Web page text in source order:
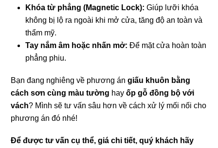
Khóa từ phẳng (Magnetic Lock): Giúp lưỡi khóa
không bị lộ ra ngoài khi mở cửa, tăng độ an toàn và
thẩm mỹ.
Tay nắm âm hoặc nhấn mở: Để mặt cửa hoàn toàn
phẳng phiu.
Bạn đang nghiêng về phương ángiấu khuôn bằng
cách sơn cùng màu tường hayốp gỗ đồng bộ với
vách? Mình sẽ tư vấn sâu hơn về cách xử lý mối nối cho
phương án đó nhé!
Để được tư vấn cụ thể, giá chi tiết, quý khách hãy